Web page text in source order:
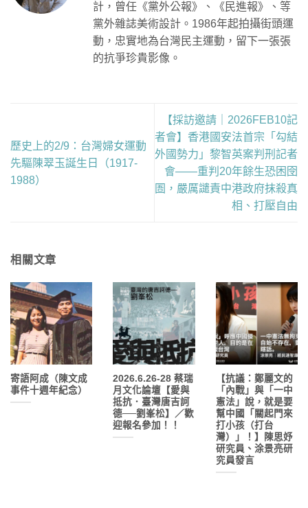
計，曾任《黨外公報》、《民進報》、等
黨外雜誌美術設計。1986年起拍攝街頭運
動，忠實地為台灣民主運動，留下一張張
的抗爭珍貴影像。
歷史上的2/9：台灣婦女運動
先驅陳翠玉誕生日（1917-
1988）
【採訪邀請｜2026FEB10記
者會】香港國安法首宗「勾結
外國勢力」黎智英案判刑記者
會——重判20年餘生恐困囹
圄，嚴厲譴責中港政府抹殺真
相、打壓自由
相關文章
寄語阿成（陳文成
事件十週年紀念）
2026.6.26-28 蔡瑞
月文化論壇【愛與
抵抗．臺灣唐吉訶
德──劉峯松】／歡
迎報名參加！！
【抗議：鄭麗文的
「內戰」與「一中
憲法」說，就是要
幫中國「關起門來
打小孩（打台
灣）」！】陳思妤
研究員、涂景亮研
究員發言